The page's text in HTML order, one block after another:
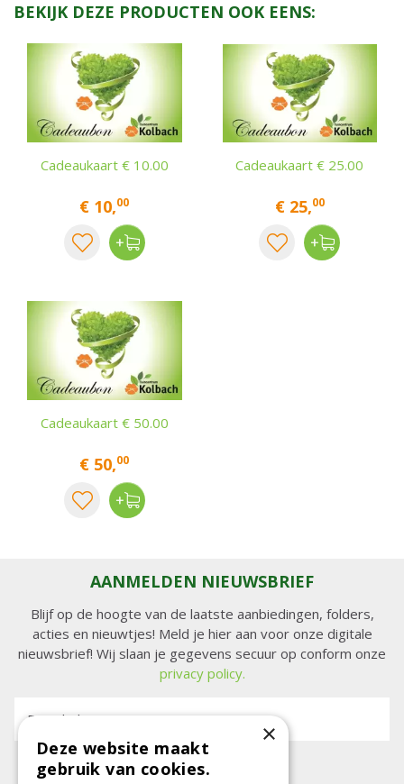
BEKIJK DEZE PRODUCTEN OOK EENS:
Cadeaukaart € 10.00
€ 10,00
Cadeaukaart € 25.00
€ 25,00
Cadeaukaart € 50.00
€ 50,00
AANMELDEN NIEUWSBRIEF
Blijf op de hoogte van de laatste aanbiedingen, folders,
acties en nieuwtjes! Meld je hier aan voor onze digitale
nieuwsbrief! Wij slaan je gegevens secuur op conform onze
privacy policy.
E-mailadres: ×
Deze website maakt
gebruik van cookies.